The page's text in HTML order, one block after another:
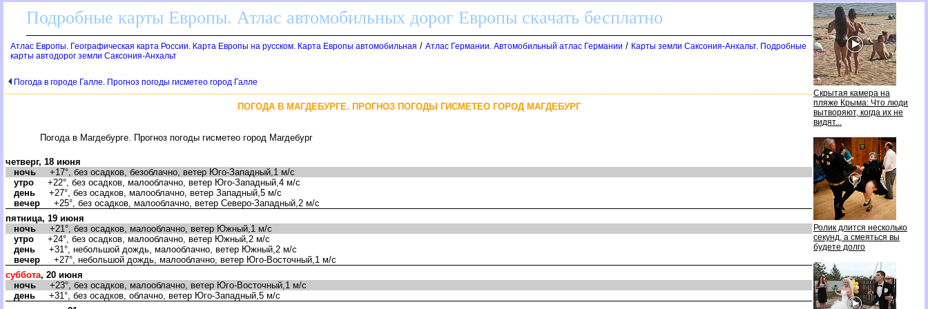
Скрытая камера на
пляже Крыма: Что люди
ытворяют, когда их не
идят...
Ролик длится несколько
секунд, а смеяться вы
удете долго
Подробные карты Европы. Атлас автомобильных дорог Европы скачать бесплатно
Атлас Европы. Географическая карта России. Карта Европы на русском. Карта Европы автомобильная / Атлас Германии. Автомобильный атлас Германии / Карты земли Саксония-Анхальт. Подробные
карты автодорог земли Саксония-Анхальт
Погода в городе Галле. Прогноз погоды гисметео город Галле
ПОГОДА В МАГДЕБУРГЕ. ПРОГНОЗ ПОГОДЫ ГИСМЕТЕО ГОРОД МАГДЕБУРГ
Погода в Магдебурге. Прогноз погоды гисметео город Магдебур
четверг, 18 июня
ночь +17°, без осадков, безоблачно, ветер Юго-Западный,1 м/с
утро +22°, без осадков, малооблачно, ветер Юго-Западный,4 м/с
день +27°, без осадков, малооблачно, ветер Западный,5 м/с
ечер +25°, без осадков, малооблачно, ветер Северо-Западный,2 м/с
пятница, 19 июня
ночь +21°, без осадков, малооблачно, ветер Южный,1 м/с
утро +24°, без осадков, малооблачно, ветер Южный,2 м/с
день +31°, небольшой дождь, малооблачно, ветер Южный,2 м/с
ечер +27°, небольшой дождь, малооблачно, ветер Юго-Восточный,1 м/с
суббота, 20 июня
ночь +23°, без осадков, малооблачно, ветер Юго-Восточный,1 м/с
день +31°, без осадков, облачно, ветер Юго-Западный,5 м/с